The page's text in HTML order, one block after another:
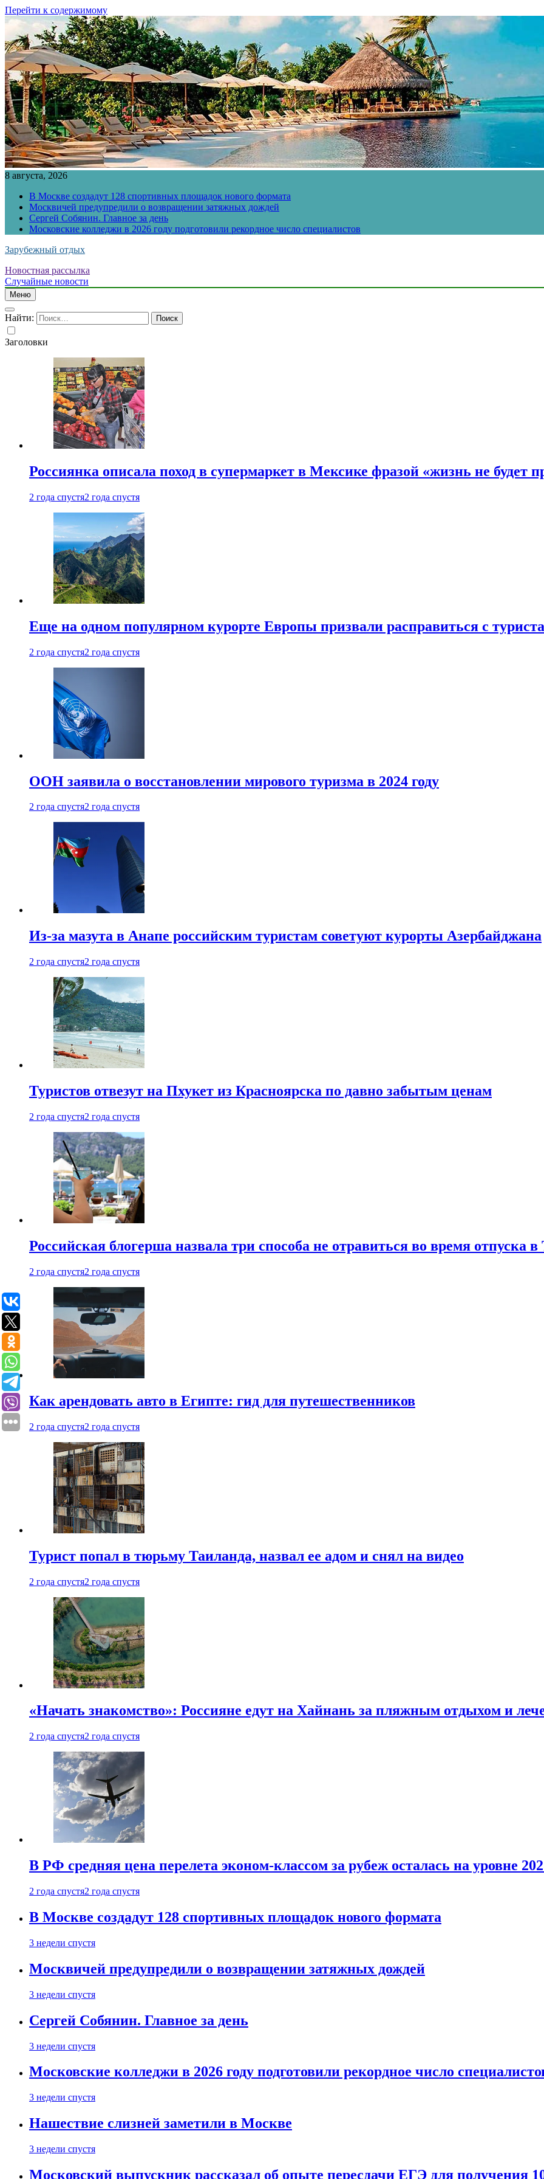
Перейти к содержимому
8 августа, 2026
В Москве создадут 128 спортивных площадок нового формата
Москвичей предупредили о возвращении затяжных дождей
Сергей Собянин. Главное за день
Московские колледжи в 2026 году подготовили рекордное число специалистов
Зарубежный отдых
Новостная рассылка
Случайные новости
Меню
Найти:
Заголовки
Россиянка описала поход в супермаркет в Мексике фразой «жизнь не будет
2 года спустя2 года спустя
Еще на одном популярном курорте Европы призвали расправиться с
2 года спустя2 года спустя
ООН заявила о восстановлении мирового туризма в 2024 году
2 года спустя2 года спустя
Из-за мазута в Анапе российским туристам советуют курорты Азербайджана
2 года спустя2 года спустя
Туристов отвезут на Пхукет из Красноярска по давно забытым ценам
2 года спустя2 года спустя
Российская блогерша назвала три способа не отравиться во время отпуска в
2 года спустя2 года спустя
Как арендовать авто в Египте: гид для путешественников
2 года спустя2 года спустя
Турист попал в тюрьму Таиланда, назвал ее адом и снял на видео
2 года спустя2 года спустя
«Начать знакомство»: Россияне едут на Хайнань за пляжным отдыхом и
2 года спустя2 года спустя
В РФ средняя цена перелета эконом-классом за рубеж осталась на уровне
2 года спустя2 года спустя
В Москве создадут 128 спортивных площадок нового формата
3 недели спустя
Москвичей предупредили о возвращении затяжных дождей
3 недели спустя
Сергей Собянин. Главное за день
3 недели спустя
Московские колледжи в 2026 году подготовили рекордное число
3 недели спустя
Нашествие слизней заметили в Москве
3 недели спустя
Московский выпускник рассказал об опыте пересдачи ЕГЭ для получения